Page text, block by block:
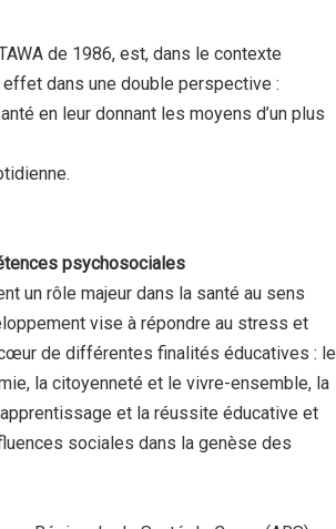
de 1986, est, dans le contexte
dans une double perspective :
en leur donnant les moyens d’un plus
psychosociales
un rôle majeur dans la santé au sens
vise à répondre au stress et
de différentes finalités éducatives : le
la citoyenneté et le vivre-ensemble, la
et la réussite éducative et
sociales dans la genèse des